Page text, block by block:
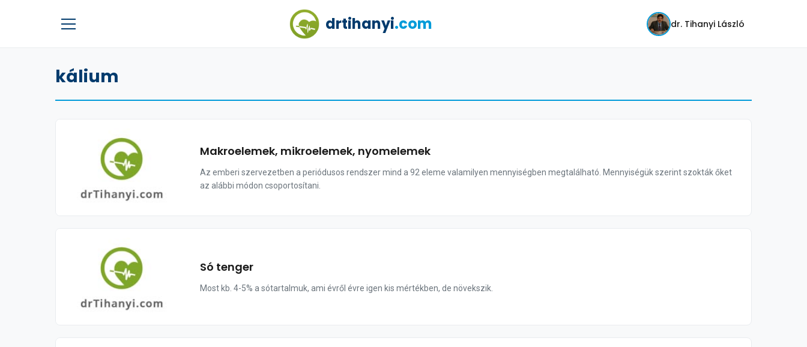
drtihanyi.com dr. Tihanyi László
kálium
Makroelemek, mikroelemek, nyomelemek
Az emberi szervezetben a periódusos rendszer mind a 92 eleme valamilyen mennyiségben megtalálható. Mennyiségük szerint szokták őket
az alábbi módon csoportosítani.
Só tenger
Most kb. 4-5% a sótartalmuk, ami évről évre igen kis mértékben, de növekszik.